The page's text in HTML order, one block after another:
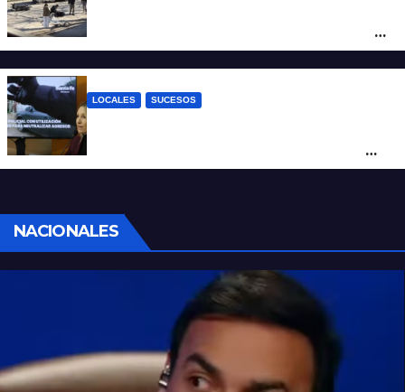
tendida sobre la calzada
LOCALES SUCESOS
con un arma blanca en la ruta 168
NACIONALES